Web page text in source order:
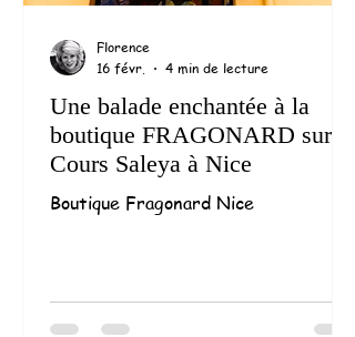
Une balade enchantée à la
boutique FRAGONARD sur le
Cours Saleya à Nice
Boutique Fragonard Nice
Florence
16 févr.
4 min de lecture